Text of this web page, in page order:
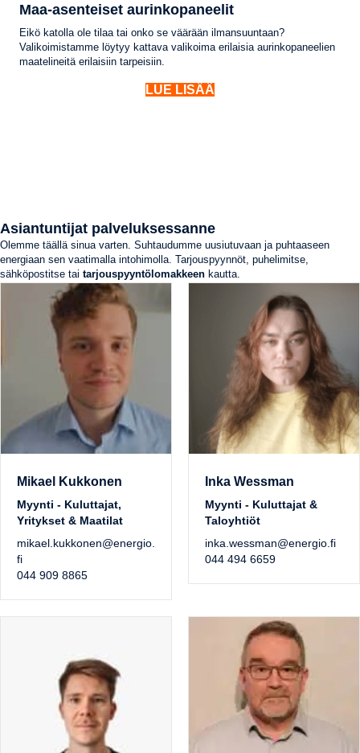
Maa-asenteiset aurinkopaneelit
Eikö katolla ole tilaa tai onko se väärään ilmansuuntaan?
Valikoimistamme löytyy kattava valikoima erilaisia aurinkopaneelien
maatelineitä erilaisiin tarpeisiin.
LUE LISÄÄ
Asiantuntijat palveluksessanne
Olemme täällä sinua varten. Suhtaudumme uusiutuvaan ja puhtaaseen
energiaan sen vaatimalla intohimolla. Tarjouspyynnöt, puhelimitse,
sähköpostitse tai tarjouspyyntölomakkeen kautta.
Mikael Kukkonen
Myynti - Kuluttajat,
Yritykset & Maatilat
mikael.kukkonen@energio.
fi
044 909 8865
Inka Wessman
Myynti - Kuluttajat &
Taloyhtiöt
inka.wessman@energio.fi
044 494 6659